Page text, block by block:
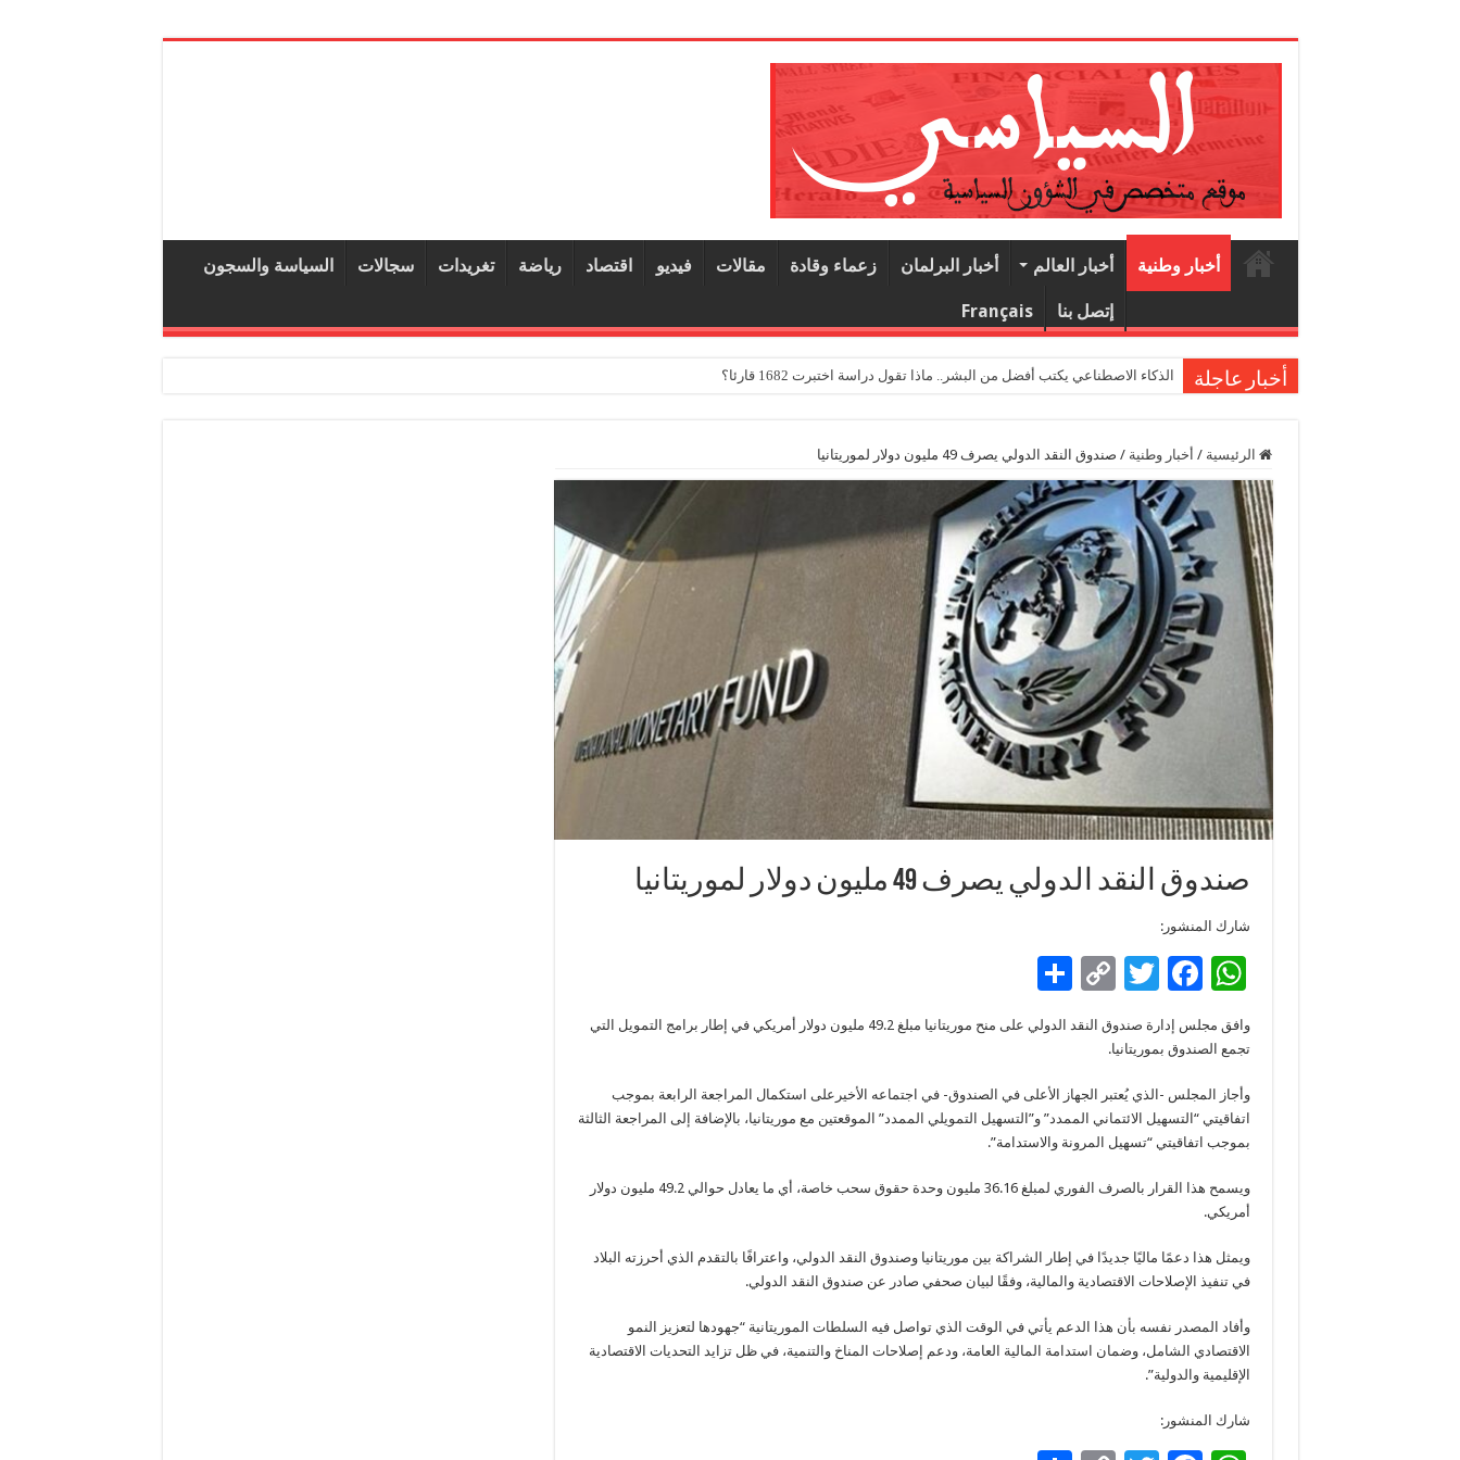
أخبار وطنية أخبار العالم أخبار البرلمان زعماء وقادة مقالات فيديو اقتصاد رياضة تغريدات سجالات السياسة والسجون
إتصل بنا Français
أخبار عاجلة الذكاء الاصطناعي يكتب أفضل من البشر.. ماذا تقول دراسة اختبرت 1682 قارئا؟
الرئيسية / أخبار وطنية / صندوق النقد الدولي يصرف 49 مليون دولار لموريتانيا
صندوق النقد الدولي يصرف 49 مليون دولار لموريتانيا
شارك المنشور:
W
h
at
sA
p
p
F
ac
e
b
o
o
k
T
wi
tt
er
C
o
p
y
Li
n
k
ar
e
وافق مجلس إدارة صندوق النقد الدولي على منح موريتانيا مبلغ 49.2 مليون دولار أمريكي في إطار برامج التمويل التي
تجمع الصندوق بموريتانيا.
وأجاز المجلس -الذي يُعتبر الجهاز الأعلى في الصندوق- في اجتماعه الأخيرعلى استكمال المراجعة الرابعة بموجب
اتفاقيتي “التسهيل الائتماني الممدد” و”التسهيل التمويلي الممدد” الموقعتين مع موريتانيا، بالإضافة إلى المراجعة الثالثة
بموجب اتفاقيتي “تسهيل المرونة والاستدامة”.
ويسمح هذا القرار بالصرف الفوري لمبلغ 36.16 مليون وحدة حقوق سحب خاصة، أي ما يعادل حوالي 49.2 مليون دولار
أمريكي.
ويمثل هذا دعمًا ماليًا جديدًا في إطار الشراكة بين موريتانيا وصندوق النقد الدولي، واعترافًا بالتقدم الذي أحرزته البلاد
في تنفيذ الإصلاحات الاقتصادية والمالية، وفقًا لبيان صحفي صادر عن صندوق النقد الدولي.
وأفاد المصدر نفسه بأن هذا الدعم يأتي في الوقت الذي تواصل فيه السلطات الموريتانية “جهودها لتعزيز النمو
الاقتصادي الشامل، وضمان استدامة المالية العامة، ودعم إصلاحات المناخ والتنمية، في ظل تزايد التحديات الاقتصادية
الإقليمية والدولية”.
شارك المنشور: